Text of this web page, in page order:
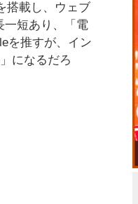
搭載し、ウェブ
一短あり、「電
を推すが、イン
になるだろ